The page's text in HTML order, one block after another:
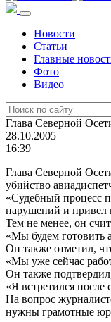
Новости
Статьи
Главные
Фото
Видео
Глава Северной
28.10.2005
16:39
Глава Северной
убийство
«Судебный процесс
нарушений и привел
Тем не менее, он
«Мы будем готовить
Он также отметил,
«Мы уже сейчас
Он также
«Я встретился
На вопрос
нужны грамотные